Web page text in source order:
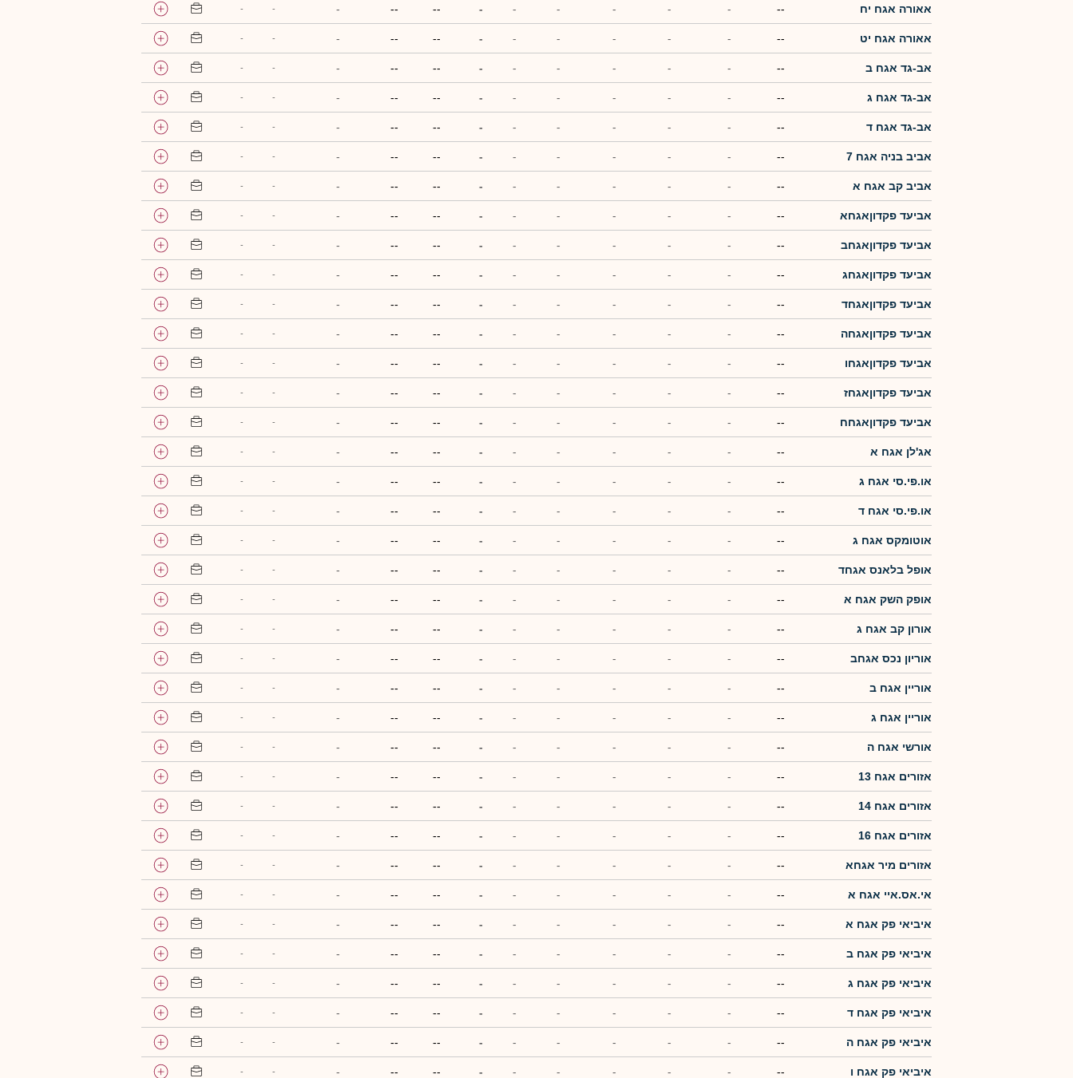
אאורה אגח יח --
-
-
-
-
-
-
--
--
-
-
-
אאורה אגח יט --
-
-
-
-
-
-
--
--
-
-
-
אב-גד אגח ב --
-
-
-
-
-
-
--
--
-
-
-
אב-גד אגח ג --
-
-
-
-
-
-
--
--
-
-
-
אב-גד אגח ד --
-
-
-
-
-
-
--
--
-
-
-
אביב בניה אגח 7 --
-
-
-
-
-
-
--
--
-
-
-
אביב קב אגח א --
-
-
-
-
-
-
--
--
-
-
-
אביעד פקדוןאגחא --
-
-
-
-
-
-
--
--
-
-
-
אביעד פקדוןאגחב --
-
-
-
-
-
-
--
--
-
-
-
אביעד פקדוןאגחג --
-
-
-
-
-
-
--
--
-
-
-
אביעד פקדוןאגחד --
-
-
-
-
-
-
--
--
-
-
-
אביעד פקדוןאגחה --
-
-
-
-
-
-
--
--
-
-
-
אביעד פקדוןאגחו --
-
-
-
-
-
-
--
--
-
-
-
אביעד פקדוןאגחז --
-
-
-
-
-
-
--
--
-
-
-
אביעד פקדוןאגחח --
-
-
-
-
-
-
--
--
-
-
-
אג'לן אגח א --
-
-
-
-
-
-
--
--
-
-
-
או.פי.סי אגח ג --
-
-
-
-
-
-
--
--
-
-
-
או.פי.סי אגח ד --
-
-
-
-
-
-
--
--
-
-
-
אוטומקס אגח ג --
-
-
-
-
-
-
--
--
-
-
-
אופל בלאנס אגחד --
-
-
-
-
-
-
--
--
-
-
-
אופק השק אגח א --
-
-
-
-
-
-
--
--
-
-
-
אורון קב אגח ג --
-
-
-
-
-
-
--
--
-
-
-
אוריון נכס אגחב --
-
-
-
-
-
-
--
--
-
-
-
אוריין אגח ב --
-
-
-
-
-
-
--
--
-
-
-
אוריין אגח ג --
-
-
-
-
-
-
--
--
-
-
-
אורשי אגח ה --
-
-
-
-
-
-
--
--
-
-
-
אזורים אגח 13 --
-
-
-
-
-
-
--
--
-
-
-
אזורים אגח 14 --
-
-
-
-
-
-
--
--
-
-
-
אזורים אגח 16 --
-
-
-
-
-
-
--
--
-
-
-
אזורים מיר אגחא --
-
-
-
-
-
-
--
--
-
-
-
אי.אס.איי אגח א --
-
-
-
-
-
-
--
--
-
-
-
איביאי פק אגח א --
-
-
-
-
-
-
--
--
-
-
-
איביאי פק אגח ב --
-
-
-
-
-
-
--
--
-
-
-
איביאי פק אגח ג --
-
-
-
-
-
-
--
--
-
-
-
איביאי פק אגח ד --
-
-
-
-
-
-
--
--
-
-
-
איביאי פק אגח ה --
-
-
-
-
-
-
--
--
-
-
-
איביאי פק אגח ו --
-
-
-
-
-
-
--
--
-
-
-